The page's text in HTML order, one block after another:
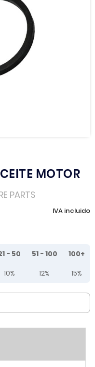
MOTOR
PARTS
IVA incluido
- 50 51 - 100
100+
10% 12% 15%